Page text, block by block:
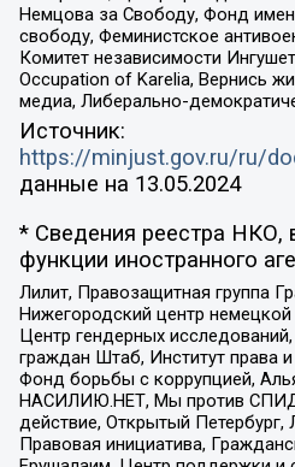
Немцова за Свободу, Фонд
свободу, Феминистское
Комитет независимости
Occupation of Karelia, Вернись
медиа, Либерально-
Источник:
https://minjust.gov.ru/ru/
данные на 13.05.2024
* Сведения реестра
функции иностранного
Лилит, Правозащитная группа
Нижегородский центр немецкой
Центр гендерных
граждан Штаб, Институт права
Фонд борьбы с коррупцией,
НАСИЛИЮ.НЕТ, Мы против
действие, Открытый Петербург,
Правовая инициатива,